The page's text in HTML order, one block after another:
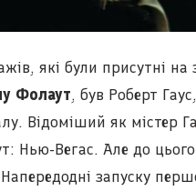
які були присутні на
Фолаут, був Роберт
Відоміший як містер
Нью-Вегас. Але до
запуску